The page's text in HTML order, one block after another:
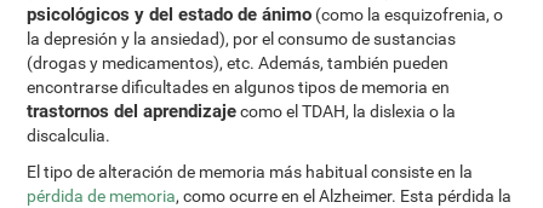
psicológicos y del estado de ánimo (como la esquizofrenia, o
la depresión y la ansiedad), por el consumo de sustancias
(drogas y medicamentos), etc. Además, también pueden
encontrarse dificultades en algunos tipos de memoria en
trastornos del aprendizajecomo el TDAH, la dislexia o la
discalculia.
El tipo de alteración de memoria más habitual consiste en la
pérdida de memoria, como ocurre en el Alzheimer. Esta pérdida la